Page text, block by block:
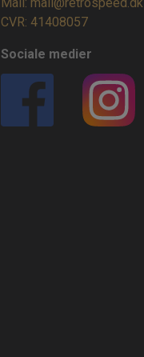
CVR: 41408057
Sociale medier